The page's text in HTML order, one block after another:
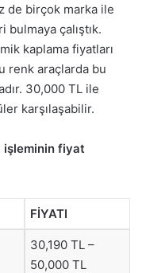
de birçok marka ile
çalıştık.
kaplama fiyatları
renk araçlarda bu
30,000 TL ile
karşılaşabilir.
işleminin fiyat
FİYATI
30,190 TL –
50,000 TL